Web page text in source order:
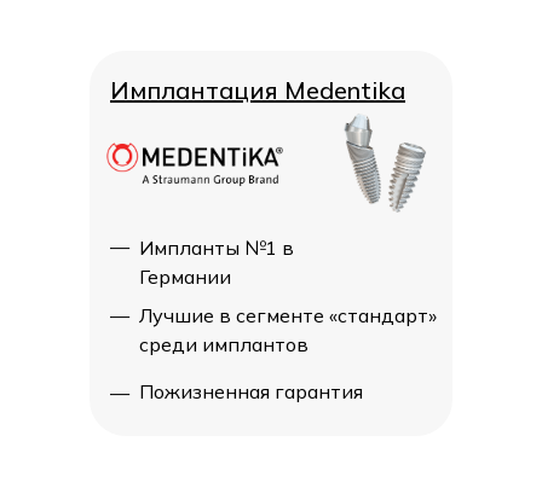
Имплантация Medentika
Пожизненная гарантия
Лучшие в сегменте «стандарт»
среди имплантов
Импланты №1 в
Германии
—
—
—
Имплантация Medentika
Пожизненная гарантия
Лучшие в сегменте «стандарт»
среди имплантов
Импланты №1 в
Германии
—
—
—